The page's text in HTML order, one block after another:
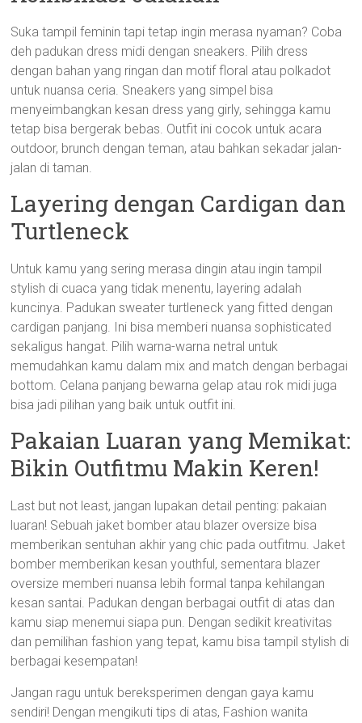
Suka tampil feminin tapi tetap ingin merasa nyaman? Coba
deh padukan dress midi dengan sneakers. Pilih dress
dengan bahan yang ringan dan motif floral atau polkadot
untuk nuansa ceria. Sneakers yang simpel bisa
menyeimbangkan kesan dress yang girly, sehingga kamu
tetap bisa bergerak bebas. Outfit ini cocok untuk acara
outdoor, brunch dengan teman, atau bahkan sekadar jalan-
jalan di taman.
Layering dengan Cardigan dan
Turtleneck
Untuk kamu yang sering merasa dingin atau ingin tampil
stylish di cuaca yang tidak menentu, layering adalah
kuncinya. Padukan sweater turtleneck yang fitted dengan
cardigan panjang. Ini bisa memberi nuansa sophisticated
sekaligus hangat. Pilih warna-warna netral untuk
memudahkan kamu dalam mix and match dengan berbagai
bottom. Celana panjang bewarna gelap atau rok midi juga
bisa jadi pilihan yang baik untuk outfit ini.
Pakaian Luaran yang Memikat:
Bikin Outfitmu Makin Keren!
Last but not least, jangan lupakan detail penting: pakaian
luaran! Sebuah jaket bomber atau blazer oversize bisa
memberikan sentuhan akhir yang chic pada outfitmu. Jaket
bomber memberikan kesan youthful, sementara blazer
oversize memberi nuansa lebih formal tanpa kehilangan
kesan santai. Padukan dengan berbagai outfit di atas dan
kamu siap menemui siapa pun. Dengan sedikit kreativitas
dan pemilihan fashion yang tepat, kamu bisa tampil stylish di
berbagai kesempatan!
Jangan ragu untuk bereksperimen dengan gaya kamu
sendiri! Dengan mengikuti tips di atas, Fashion wanita